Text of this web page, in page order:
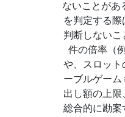
ないことがあ
を判定する
判断しないこ
件の倍率（
や、スロット
ーブルゲーム
出し額の上限
総合的に勘案